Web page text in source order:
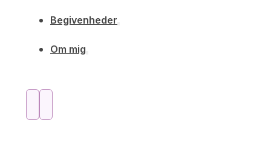
Begivenheder
Om mig